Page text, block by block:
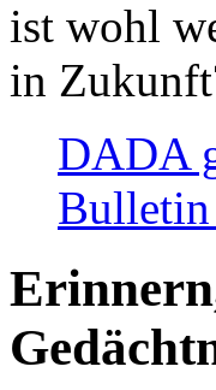
ist wohl
in
DADA
Bulletin